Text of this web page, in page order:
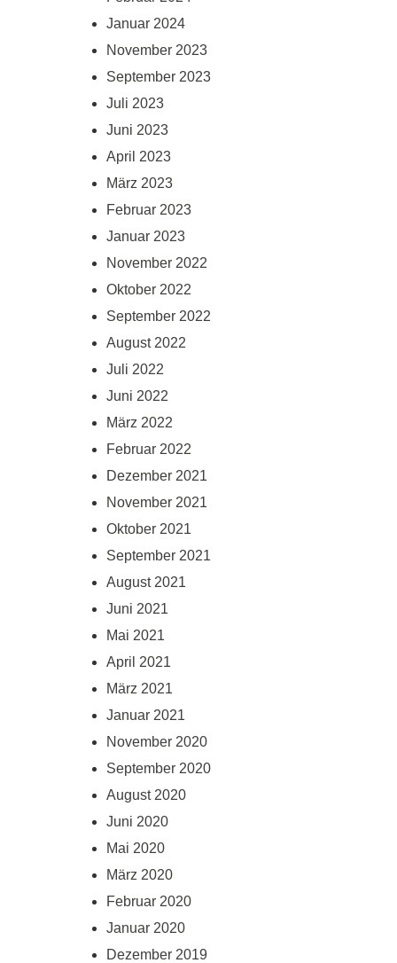
Januar 2024
November 2023
September 2023
Juli 2023
Juni 2023
April 2023
März 2023
Februar 2023
Januar 2023
November 2022
Oktober 2022
September 2022
August 2022
Juli 2022
Juni 2022
März 2022
Februar 2022
Dezember 2021
November 2021
Oktober 2021
September 2021
August 2021
Juni 2021
Mai 2021
April 2021
März 2021
Januar 2021
November 2020
September 2020
August 2020
Juni 2020
Mai 2020
März 2020
Februar 2020
Januar 2020
Dezember 2019